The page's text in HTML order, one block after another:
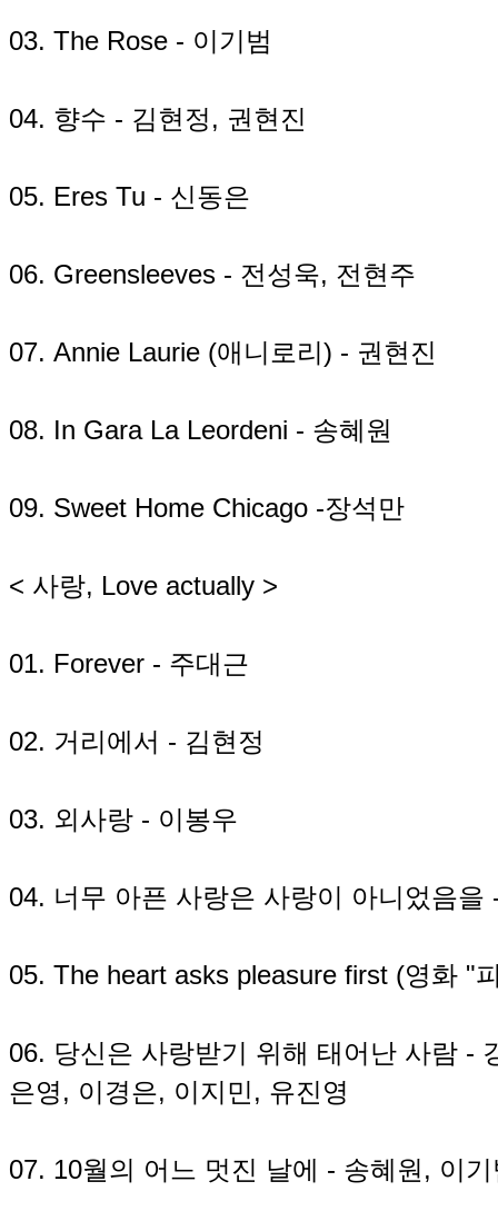
03. The Rose - 이기범
04. 향수 - 김현정, 권현진
05. Eres Tu - 신동은
06. Greensleeves - 전성욱, 전현주
07. Annie Laurie (애니로리) - 권현진
08. In Gara La Leordeni - 송혜원
09. Sweet Home Chicago -장석만
< 사랑, Love actually >
01. Forever - 주대근
02. 거리에서 - 김현정
03. 외사랑 - 이봉우
04. 너무 아픈 사랑은 사랑이 아니었음을
05. The heart asks pleasure first (영화 "
06. 당신은 사랑받기 위해 태어난 사람 -
은영, 이경은, 이지민, 유진영
07. 10월의 어느 멋진 날에 - 송혜원, 이기